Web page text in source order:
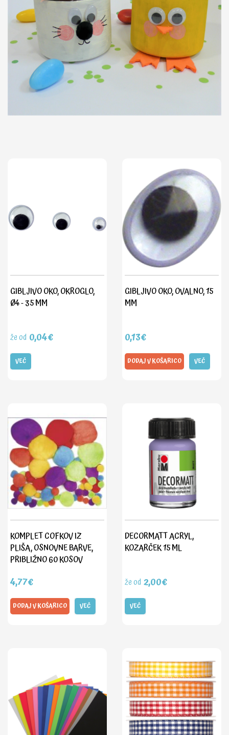
GIBLJIVO OKO, OKROGLO,
Ø4 - 35 MM
že od 0,04€
VEČ
GIBLJIVO OKO, OVALNO, 15
MM
0,13€
DODAJ V KOŠARICO VEČ
KOMPLET COFKOV IZ
PLIŠA, OSNOVNE BARVE,
PRIBLIŽNO 60 KOSOV
4,77€
DODAJ V KOŠARICO VEČ
DECORMATT ACRYL,
KOZARČEK 15 ML
že od 2,00€
VEČ